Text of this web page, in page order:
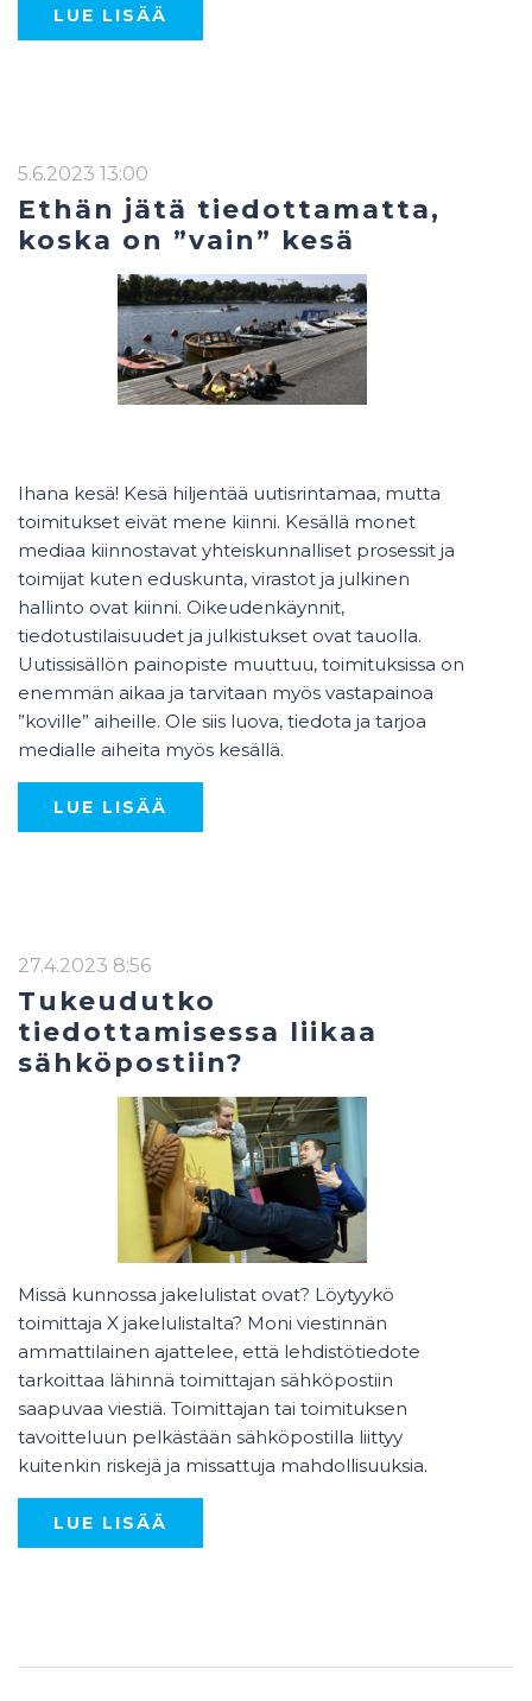
LUE LISÄÄ
5.6.2023 13:00
Ethän jätä tiedottamatta,
koska on ”vain” kesä
Ihana kesä! Kesä hiljentää uutisrintamaa, mutta
toimitukset eivät mene kiinni. Kesällä monet
mediaa kiinnostavat yhteiskunnalliset prosessit ja
toimijat kuten eduskunta, virastot ja julkinen
hallinto ovat kiinni. Oikeudenkäynnit,
tiedotustilaisuudet ja julkistukset ovat tauolla.
Uutissisällön painopiste muuttuu, toimituksissa on
enemmän aikaa ja tarvitaan myös vastapainoa
”koville” aiheille. Ole siis luova, tiedota ja tarjoa
medialle aiheita myös kesällä.
LUE LISÄÄ
27.4.2023 8:56
Tukeudutko
tiedottamisessa liikaa
sähköpostiin?
Missä kunnossa jakelulistat ovat? Löytyykö
toimittaja X jakelulistalta? Moni viestinnän
ammattilainen ajattelee, että lehdistötiedote
tarkoittaa lähinnä toimittajan sähköpostiin
saapuvaa viestiä. Toimittajan tai toimituksen
tavoitteluun pelkästään sähköpostilla liittyy
kuitenkin riskejä ja missattuja mahdollisuuksia.
LUE LISÄÄ